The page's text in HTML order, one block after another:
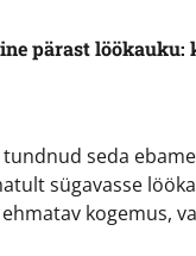
pärast löökauku:
seda
sügavasse
kogemus,